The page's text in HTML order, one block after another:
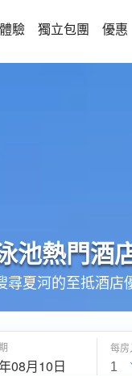
驗 獨立包團 優惠
池熱門酒
尋夏河的至抵酒店
08月10日
每房